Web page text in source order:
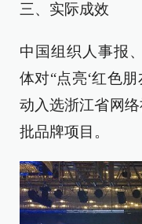
三、实际成效
中国组织人事报
体对“点亮‘红色
动入选浙江省网
批品牌项目。